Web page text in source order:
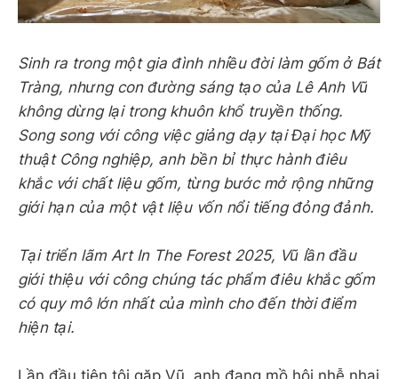
Sinh ra trong một gia đình nhiều đời làm gốm ở Bát
Tràng, nhưng con đường sáng tạo của Lê Anh Vũ
không dừng lại trong khuôn khổ truyền thống.
Song song với công việc giảng dạy tại Đại học Mỹ
thuật Công nghiệp, anh bền bỉ thực hành điêu
khắc với chất liệu gốm, từng bước mở rộng những
giới hạn của một vật liệu vốn nổi tiếng đỏng đảnh.
Tại triển lãm Art In The Forest 2025, Vũ lần đầu
giới thiệu với công chúng tác phẩm điêu khắc gốm
có quy mô lớn nhất của mình cho đến thời điểm
hiện tại.